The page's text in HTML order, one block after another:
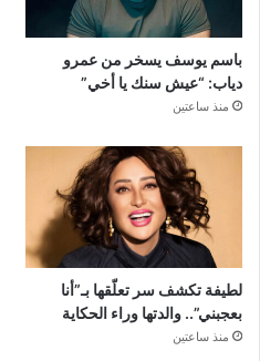
باسم يوسف يسخر من عمرو
دياب: “عيش سنك يا أخي”
منذ ساعتين
لطيفة تكشف سر تعلّقها بـ”أنا
بعجبني”.. والدتها وراء الحكاية
منذ ساعتين